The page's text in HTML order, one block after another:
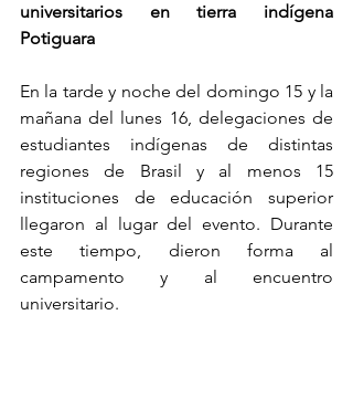
universitarios en tierra indígena
Potiguara
En la tarde y noche del domingo 15 y la
mañana del lunes 16, delegaciones de
estudiantes indígenas de distintas
regiones de Brasil y al menos 15
instituciones de educación superior
llegaron al lugar del evento. Durante
este tiempo, dieron forma al
campamento y al encuentro
universitario.